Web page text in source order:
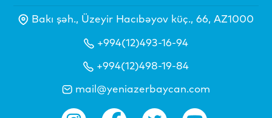
Bakı şəh., Üzeyir Hacıbəyov küç., 66, AZ1000
+994(12)493-16-94
+994(12)498-19-84
mail@yeniazerbaycan.com